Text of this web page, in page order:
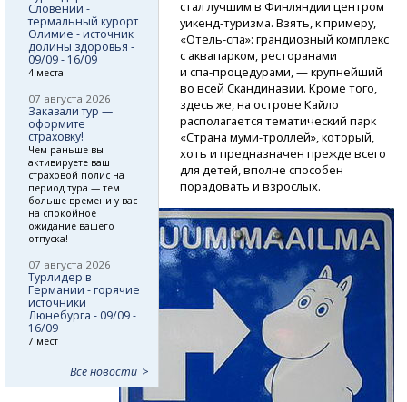
стал лучшим в Финляндии центром
уикенд-туризма. Взять, к примеру,
«Отель-спа»: грандиозный комплекс
с аквапарком, ресторанами
и спа-процедурами,— крупнейший
во всей Скандинавии. Кроме того,
здесь же, на острове Кайло
располагается тематический парк
«Странамуми-троллей»,который,
хоть и предназначен прежде всего
для детей, вполне способен
порадовать и взрослых.
Словении -
термальный курорт
Олимие - источник
долины здоровья -
09/09 - 16/09
4 места
07 августа 2026
Заказали тур —
оформите
страховку!
Чем раньше вы
активируете ваш
страховой полис на
период тура — тем
больше времени у вас
на спокойное
ожидание вашего
отпуска!
07 августа 2026
Турлидер в
Германии - горячие
источники
Люнебурга - 09/09 -
16/09
7 мест
Все новости